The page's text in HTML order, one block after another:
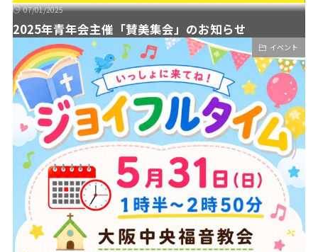
07/01/2025
2025年青年会主催「賛美集会」のお知らせ
イベント